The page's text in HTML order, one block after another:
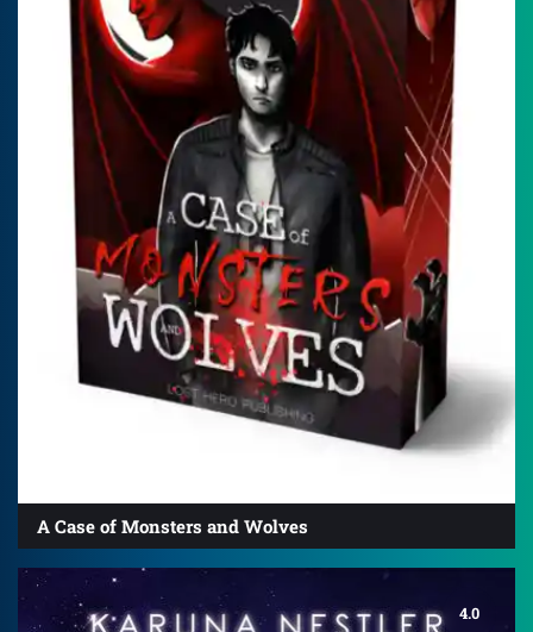
A Case of Monsters and Wolves
4.0